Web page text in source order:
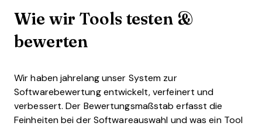
Wie wir Tools testen &
bewerten
Wir haben jahrelang unser System zur
Softwarebewertung entwickelt, verfeinert und
verbessert. Der Bewertungsmaßstab erfasst die
Feinheiten bei der Softwareauswahl und was ein Tool